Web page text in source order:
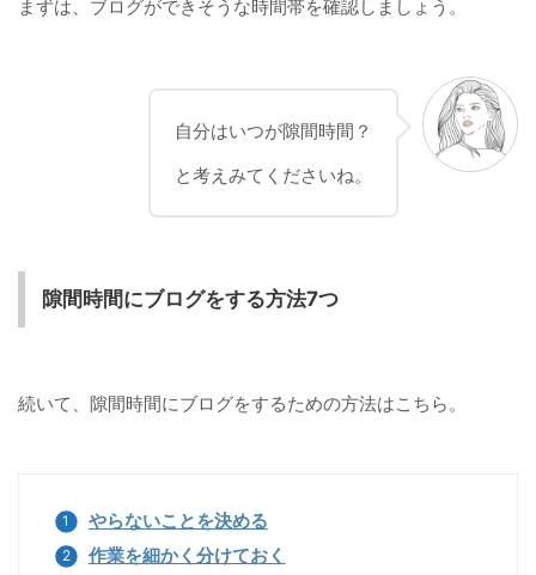
まずは、ブログができそうな時間帯を確認しましょう。
自分はいつが隙間時間？
と考えみてくださいね。
隙間時間にブログをする方法7つ
続いて、隙間時間にブログをするための方法はこちら。
やらないことを決める
作業を細かく分けておく